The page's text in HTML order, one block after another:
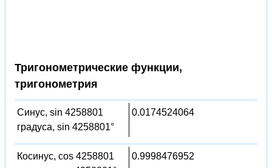
Тригонометрические функции,
тригонометрия
Синус, sin 4258801
градуса, sin 4258801°
0.0174524064
Косинус, cos 4258801
0.9998476952